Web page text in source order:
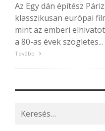
Az Egy dán építész
klasszikusan európai
mint az emberi
a 80-as évek szögletes...
Tovább
Search
for: